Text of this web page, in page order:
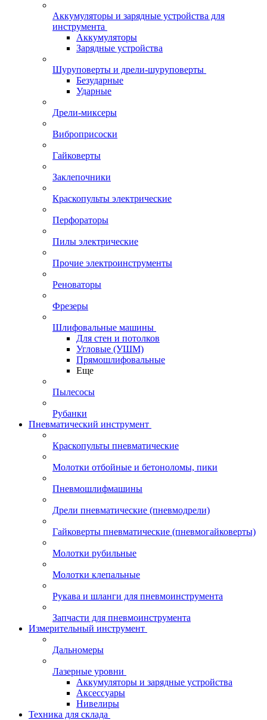
Аккумуляторы и зарядные устройства для
инструмента
Аккумуляторы
Зарядные устройства
Шуруповерты и дрели-шуруповерты
Безударные
Ударные
Дрели-миксеры
Виброприсоски
Гайковерты
Заклепочники
Краскопульты электрические
Перфораторы
Пилы электрические
Прочие электроинструменты
Реноваторы
Фрезеры
Шлифовальные машины
Для стен и потолков
Угловые (УШМ)
Прямошлифовальные
Еще
Пылесосы
Рубанки
Пневматический инструмент
Краскопульты пневматические
Молотки отбойные и бетоноломы, пики
Пневмошлифмашины
Дрели пневматические (пневмодрели)
Гайковерты пневматические (пневмогайковерты)
Молотки рубильные
Молотки клепальные
Рукава и шланги для пневмоинструмента
Запчасти для пневмоинструмента
Измерительный инструмент
Дальномеры
Лазерные уровни
Аккумуляторы и зарядные устройства
Аксессуары
Нивелиры
Техника для склада